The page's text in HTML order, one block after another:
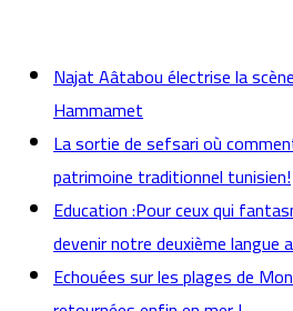
Najat Aâtabou électrise la
Hammamet
La sortie de sefsari où
patrimoine traditionnel tunisien!
Education :Pour ceux qui
devenir notre deuxième langue
Echouées sur les plages de